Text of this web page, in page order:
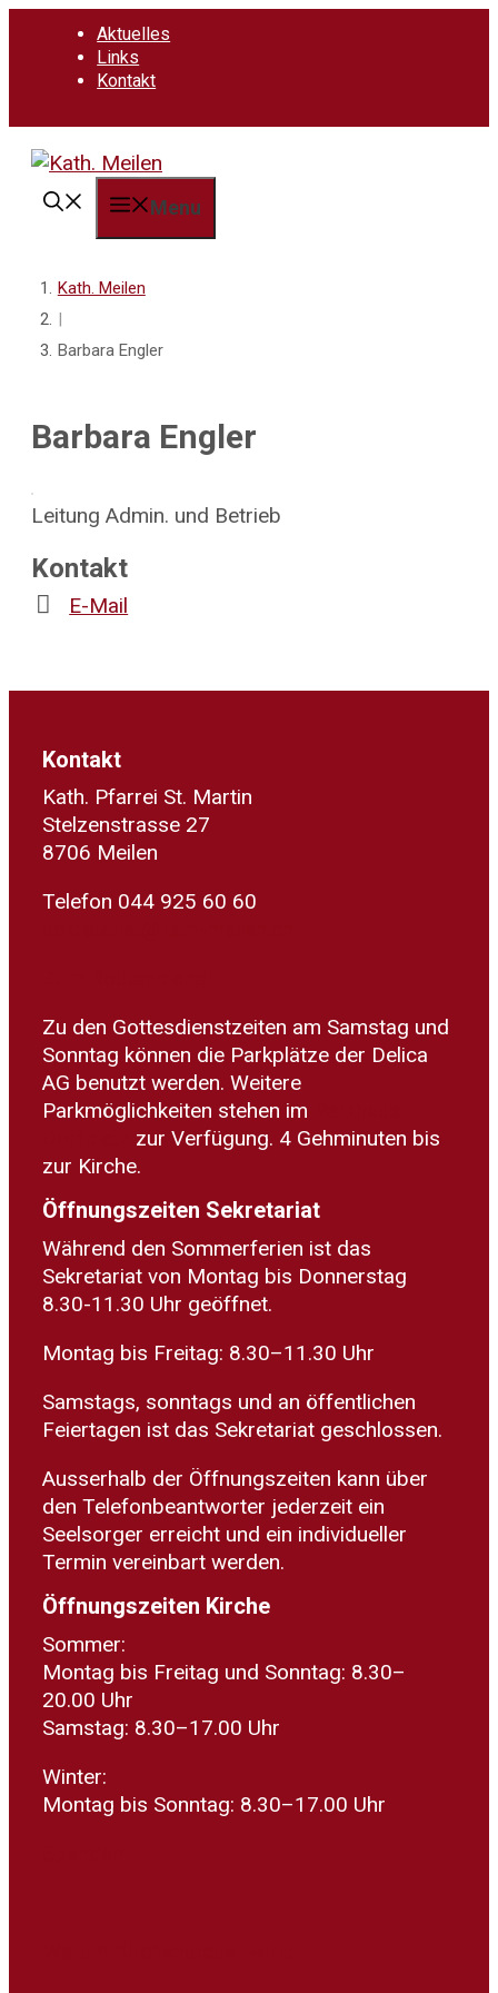
Aktuelles
Links
Kontakt
Menu
Kath. Meilen
|
Barbara Engler
Barbara Engler
Leitung Admin. und Betrieb
Kontakt
E-Mail
Kontakt
Kath. Pfarrei St. Martin
Stelzenstrasse 27
8706 Meilen
Telefon 044 925 60 60
Zu den Gottesdienstzeiten am Samstag und
Sonntag können die Parkplätze der Delica
AG benutzt werden. Weitere
Parkmöglichkeiten stehen im
zur Verfügung. 4 Gehminuten bis
zur Kirche.
Öffnungszeiten Sekretariat
Während den Sommerferien ist das
Sekretariat von Montag bis Donnerstag
8.30-11.30 Uhr geöffnet.
Montag bis Freitag: 8.30–11.30 Uhr
Samstags, sonntags und an öffentlichen
Feiertagen ist das Sekretariat geschlossen.
Ausserhalb der Öffnungszeiten kann über
den Telefonbeantworter jederzeit ein
Seelsorger erreicht und ein individueller
Termin vereinbart werden.
Öffnungszeiten Kirche
Sommer:
Montag bis Freitag und Sonntag: 8.30–
20.00 Uhr
Samstag: 8.30–17.00 Uhr
Winter:
Montag bis Sonntag: 8.30–17.00 Uhr